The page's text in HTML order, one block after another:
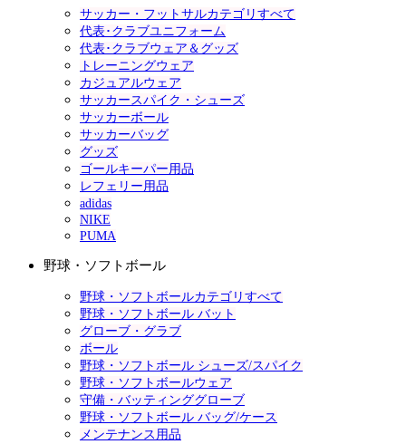
サッカー・フットサルカテゴリすべて
代表･クラブユニフォーム
代表･クラブウェア＆グッズ
トレーニングウェア
カジュアルウェア
サッカースパイク・シューズ
サッカーボール
サッカーバッグ
グッズ
ゴールキーパー用品
レフェリー用品
adidas
NIKE
PUMA
野球・ソフトボール
野球・ソフトボールカテゴリすべて
野球・ソフトボール バット
グローブ・グラブ
ボール
野球・ソフトボール シューズ/スパイク
野球・ソフトボールウェア
守備・バッティンググローブ
野球・ソフトボール バッグ/ケース
メンテナンス用品